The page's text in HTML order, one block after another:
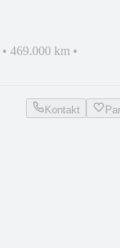
• 469.000 km •
Kontakt